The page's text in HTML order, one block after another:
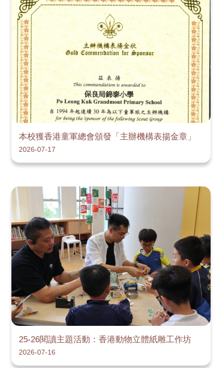
本校獲香港童軍總會頒發「主辦機構表揚金章」
2026-07-17
25-26閱讀主題活動：香港動物立體紙雕工作坊
2026-07-16